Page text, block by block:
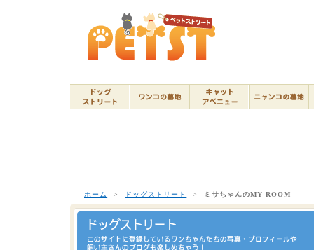
ホーム > ドッグストリート > ミサちゃんのMY ROOM